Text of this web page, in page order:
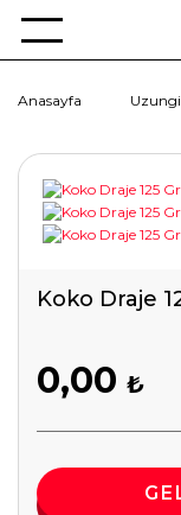
Anasayfa
Koko Draje
0,00 ₺